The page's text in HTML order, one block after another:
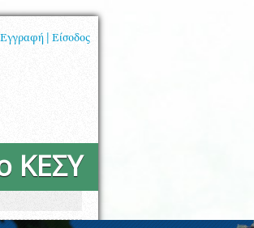
Εγγραφή |
Είσοδος
ΚΕΣΥ